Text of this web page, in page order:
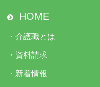
HOME
・ 介護職とは
・ 資料請求
・ 新着情報